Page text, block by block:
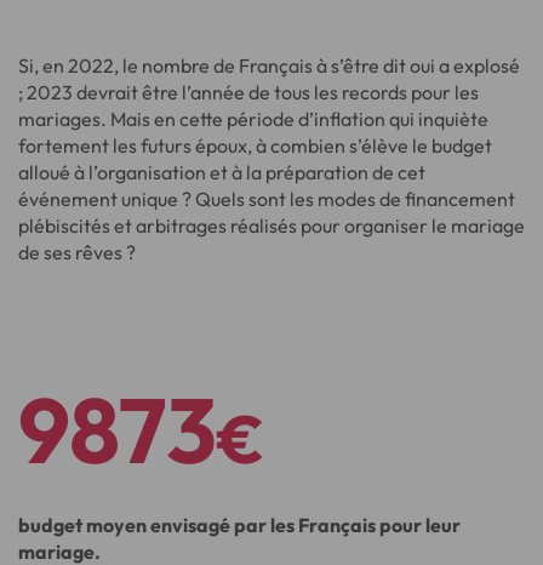
Si, en 2022, le nombre de Français à s’être dit oui a explosé
; 2023 devrait être l’année de tous les records pour les
mariages. Mais en cette période d’inflation qui inquiète
fortement les futurs époux, à combien s’élève le budget
alloué à l’organisation et à la préparation de cet
événement unique ? Quels sont les modes de financement
plébiscités et arbitrages réalisés pour organiser le mariage
de ses rêves ?
9873€
budget moyen envisagé par les Français pour leur
mariage.